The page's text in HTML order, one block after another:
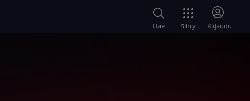
Hae Siirry Kirjaudu